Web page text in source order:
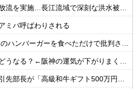
を実施…長江流域で深刻な洪水被害！
ミバ呼ばわりされる
ンバーガーを食べただけで批判される
なる？←阪神の運気が下がりまくるやろな
ト500万円分、全部キャンセルでw」→取引先本社の社長に直接納品したら…